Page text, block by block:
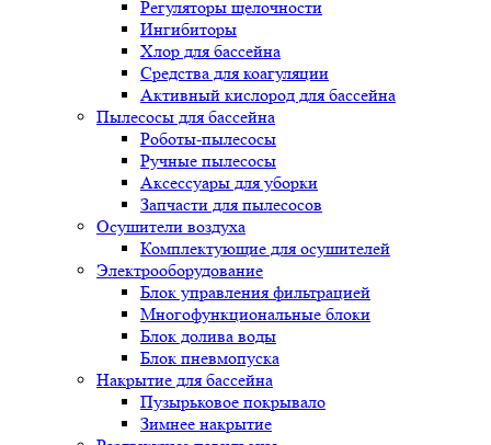
Регуляторы щелочности
Ингибиторы
Хлор для бассейна
Средства для коагуляции
Активный кислород для бассейна
Пылесосы для бассейна
Роботы-пылесосы
Ручные пылесосы
Аксессуары для уборки
Запчасти для пылесосов
Осушители воздуха
Комплектующие для осушителей
Электрооборудование
Блок управления фильтрацией
Многофункциональные блоки
Блок долива воды
Блок пневмопуска
Накрытие для бассейна
Пузырьковое покрывало
Зимнее накрытие